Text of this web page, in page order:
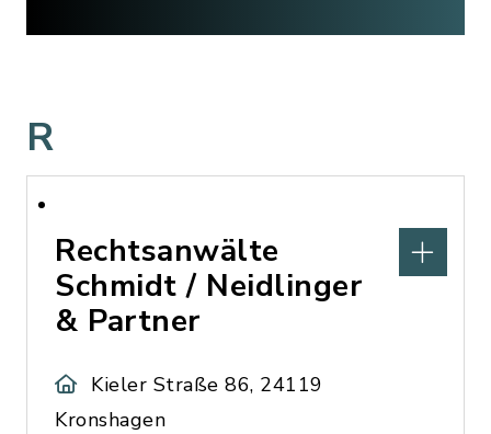
R
Rechtsanwälte
Schmidt / Neidlinger
& Partner
Kieler Straße 86, 24119
Kronshagen